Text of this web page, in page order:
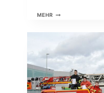
MEHRHEISSAUSBILDUNG I